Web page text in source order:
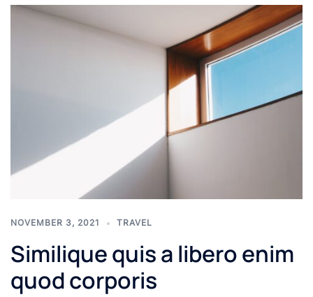
NOVEMBER 3, 2021 TRAVEL
Similique quis a libero enim
quod corporis